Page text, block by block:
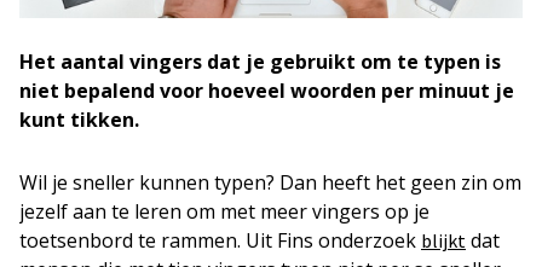
Het aantal vingers dat je gebruikt om te typen is
niet bepalend voor hoeveel woorden per minuut je
kunt tikken.
Wil je sneller kunnen typen? Dan heeft het geen zin om
jezelf aan te leren om met meer vingers op je
toetsenbord te rammen. Uit Fins onderzoek blijkt dat